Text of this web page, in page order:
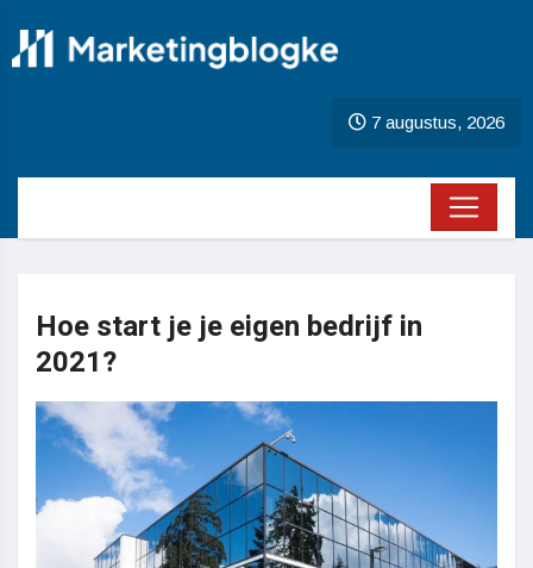
7 augustus, 2026
Hoe start je je eigen bedrijf in
2021?